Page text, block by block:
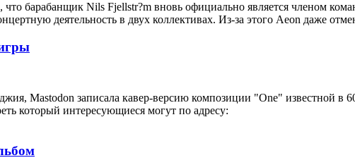
барабанщик Nils Fjellstr?m вновь официально является членом
деятельность в двух коллективах. Из-за этого Aeon даже
Mastodon записала кавер-версию композиции "One" известной в
который интересующиеся могут по адресу: